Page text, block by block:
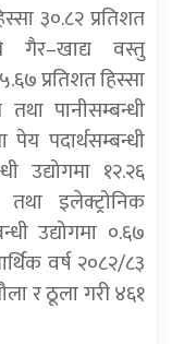
३०.८२ प्रतिशत
वस्तु
प्रतिशत हिस्सा
पानीसम्बन्धी
पदार्थसम्बन्धी
उद्योगमा १२.२६
इलेक्ट्रोनिक
उद्योगमा ०.६७
वर्ष २०८२/८३
र ठूला गरी ४६१